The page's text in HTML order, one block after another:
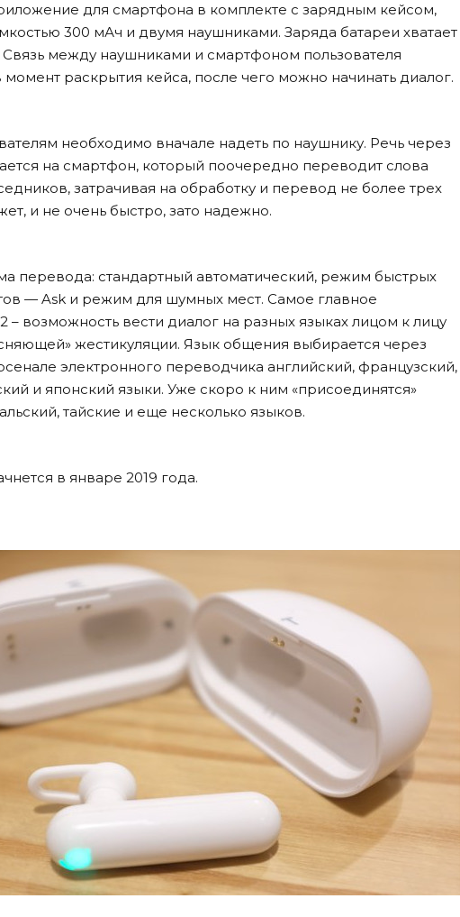
для смартфона в комплекте с зарядным кейсом,
300 мАч и двумя наушниками. Заряда батареи хватает
Связь между наушниками и смартфоном пользователя
момент раскрытия кейса, после чего можно начинать диалог.
необходимо вначале надеть по наушнику. Речь через
на смартфон, который поочередно переводит слова
затрачивая на обработку и перевод не более трех
и не очень быстро, зато надежно.
перевода: стандартный автоматический, режим быстрых
— Ask и режим для шумных мест. Самое главное
– возможность вести диалог на разных языках лицом к лицу
жестикуляции. Язык общения выбирается через
электронного переводчика английский, французский,
и японский языки. Уже скоро к ним «присоединятся»
тайские и еще несколько языков.
в январе 2019 года.